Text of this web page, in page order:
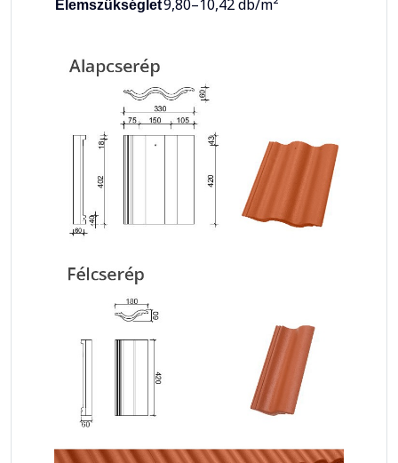
Elemszükséglet9,80–10,42 db/m²